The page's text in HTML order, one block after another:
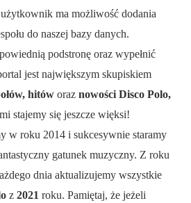
ma możliwość dodania
do naszej bazy danych.
podstronę oraz wypełnić
jest największym skupiskiem
hitów oraz nowości Disco Polo,
stajemy się jeszcze więksi!
w roku 2014 i sukcesywnie staramy
gatunek muzyczny. Z roku
dnia aktualizujemy wszystkie
z 2021 roku. Pamiętaj, że jeżeli